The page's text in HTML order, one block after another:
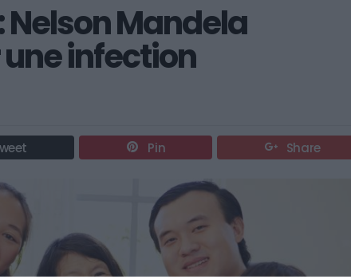
Nelson Mandela
infection
Pin Share